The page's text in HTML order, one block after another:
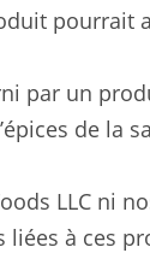
pourrait
par un
de la
LLC ni
liées à ces